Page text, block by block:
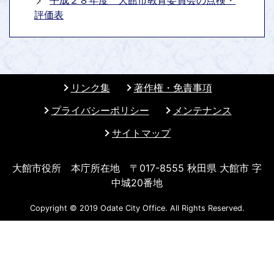
評価表
リンク集
著作権・免責事項
プライバシーポリシー
メンテナンス
サイトマップ
大館市役所 本庁所在地 〒017-8555 秋田県 大館市 字
中城20番地
Copyright © 2019 Odate City Office. All Rights Reserved.